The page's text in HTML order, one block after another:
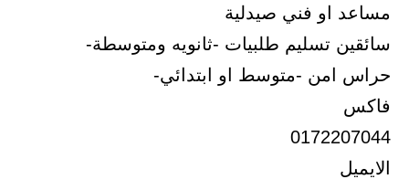
مساعد او فني صيدلية
سائقين تسليم طلبيات -ثانويه ومتوسطة-
حراس امن -متوسط او ابتدائي-
فاكس
0172207044
الايميل